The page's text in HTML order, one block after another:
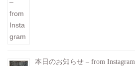
本日のお知らせ – from Instagram